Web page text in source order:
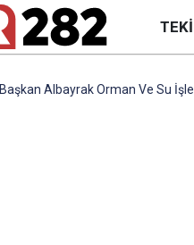
Başkan Albayrak Orman Ve Su İşleri